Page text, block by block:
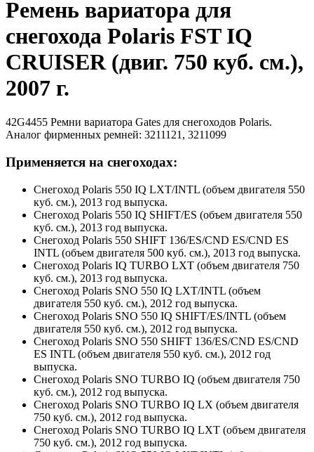
Ремень вариатора для
снегохода Polaris FST IQ
CRUISER (двиг. 750 куб. см.),
2007 г.
42G4455 Ремни вариатора Gates для снегоходов Polaris.
Аналог фирменных ремней: 3211121, 3211099
Применяется на снегоходах:
Снегоход Polaris 550 IQ LXT/INTL (объем двигателя 550
куб. см.), 2013 год выпуска.
Снегоход Polaris 550 IQ SHIFT/ES (объем двигателя 550
куб. см.), 2013 год выпуска.
Снегоход Polaris 550 SHIFT 136/ES/CND ES/CND ES
INTL (объем двигателя 500 куб. см.), 2013 год выпуска.
Снегоход Polaris IQ TURBO LXT (объем двигателя 750
куб. см.), 2013 год выпуска.
Снегоход Polaris SNO 550 IQ LXT/INTL (объем
двигателя 550 куб. см.), 2012 год выпуска.
Снегоход Polaris SNO 550 IQ SHIFT/ES/INTL (объем
двигателя 550 куб. см.), 2012 год выпуска.
Снегоход Polaris SNO 550 SHIFT 136/ES/CND ES/CND
ES INTL (объем двигателя 550 куб. см.), 2012 год
выпуска.
Снегоход Polaris SNO TURBO IQ (объем двигателя 750
куб. см.), 2012 год выпуска.
Снегоход Polaris SNO TURBO IQ LX (объем двигателя
750 куб. см.), 2012 год выпуска.
Снегоход Polaris SNO TURBO IQ LXT (объем двигателя
750 куб. см.), 2012 год выпуска.